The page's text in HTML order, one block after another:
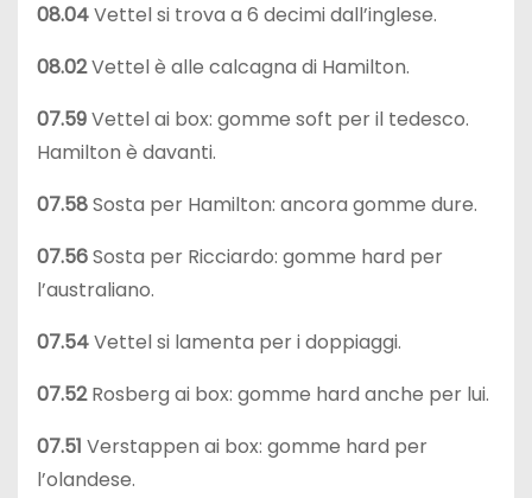
08.04Vettel si trova a 6 decimi dall’inglese.
08.02Vettel è alle calcagna di Hamilton.
07.59Vettel ai box: gomme soft per il tedesco.
Hamilton è davanti.
07.58Sosta per Hamilton: ancora gomme dure.
07.56Sosta per Ricciardo: gomme hard per
l’australiano.
07.54Vettel si lamenta per i doppiaggi.
07.52Rosberg ai box: gomme hard anche per lui.
07.51 Verstappen ai box: gomme hard per
l’olandese.